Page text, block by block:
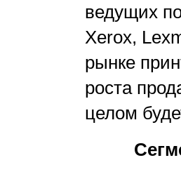
ведущих
Xerox,
рынке
роста
целом